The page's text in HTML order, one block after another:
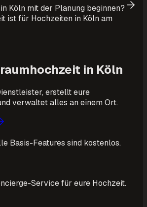
Köln mit der Planung beginnen?
ist für Hochzeiten in Köln am
in Köln
erstellt eure
verwaltet alles an einem Ort.
Basis-Features sind kostenlos.
Service für eure Hochzeit.